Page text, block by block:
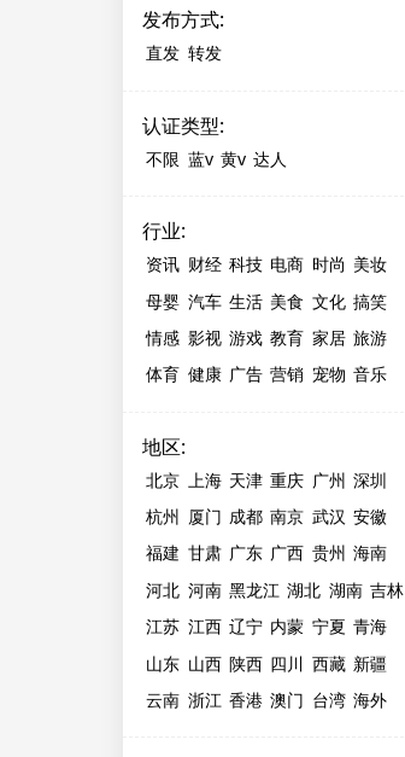
发布方式:
直发 转发
认证类型:
不限 蓝v 黄v 达人
行业:
资讯 财经 科技 电商 时尚 美妆
母婴 汽车 生活 美食 文化 搞笑
情感 影视 游戏 教育 家居 旅游
体育 健康 广告 营销 宠物 音乐
地区:
北京 上海 天津 重庆 广州 深圳
杭州 厦门 成都 南京 武汉 安徽
福建 甘肃 广东 广西 贵州 海南
河北 河南 黑龙江 湖北 湖南 吉林
江苏 江西 辽宁 内蒙 宁夏 青海
山东 山西 陕西 四川 西藏 新疆
云南 浙江 香港 澳门 台湾 海外